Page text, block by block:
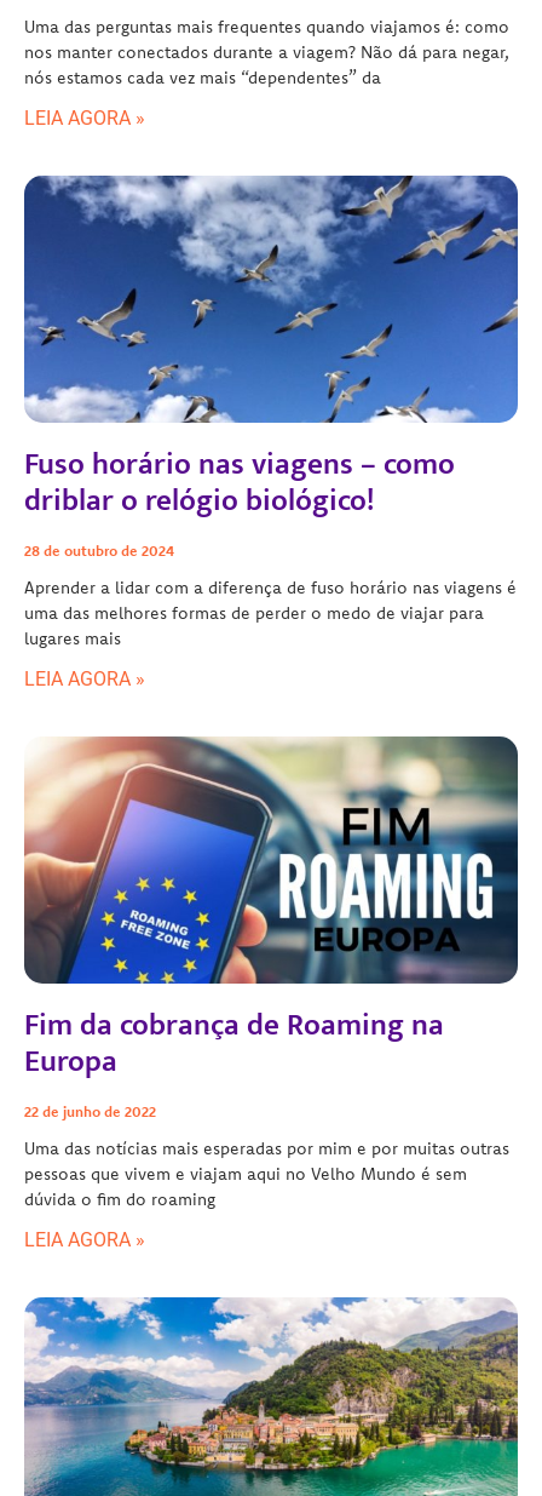
Uma das perguntas mais frequentes quando viajamos é: como
nos manter conectados durante a viagem? Não dá para negar,
nós estamos cada vez mais “dependentes” da
LEIA AGORA »
Fuso horário nas viagens – como
driblar o relógio biológico!
28 de outubro de 2024
Aprender a lidar com a diferença de fuso horário nas viagens é
uma das melhores formas de perder o medo de viajar para
lugares mais
LEIA AGORA »
Fim da cobrança de Roaming na
Europa
22 de junho de 2022
Uma das notícias mais esperadas por mim e por muitas outras
pessoas que vivem e viajam aqui no Velho Mundo é sem
dúvida o fim do roaming
LEIA AGORA »